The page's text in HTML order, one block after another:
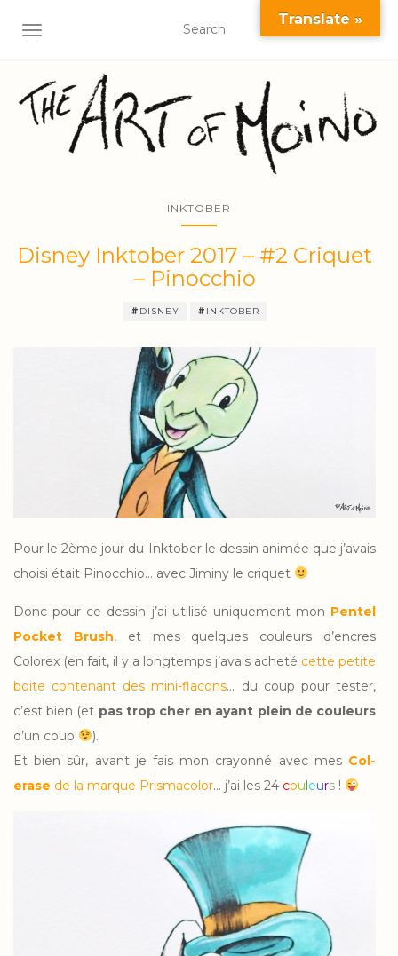
AFFICHER/MASQUER LA NAVIGATION
INKTOBER
Disney Inktober 2017 – #2 Criquet
– Pinocchio
# DISNEY # INKTOBER
Pour le 2ème jour du Inktober le dessin animée que j’avais
choisi était Pinocchio… avec Jiminy le criquet
Donc pour ce dessin j’ai utilisé uniquement mon Pentel
Pocket Brush, et mes quelques couleurs d’encres
Colorex (en fait, il y a longtemps j’avais acheté cette petite
boite contenant des mini-flacons… du coup pour tester,
c’est bien (et pas trop cher en ayant plein de couleurs
d’un coup
).
Et bien sûr, avant je fais mon crayonné avec mes Col-
erase de la marque Prismacolor… j’ai les 24 couleurs !
Translate »